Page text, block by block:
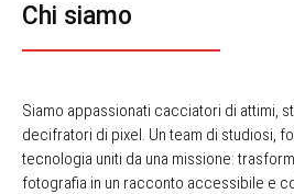
Chi siamo
Siamo appassionati cacciatori di attimi,
decifratori di pixel. Un team di studiosi,
tecnologia uniti da una missione:
fotografia in un racconto accessibile e